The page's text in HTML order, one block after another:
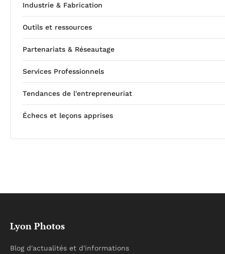
Industrie & Fabrication
Outils et ressources
Partenariats & Réseautage
Services Professionnels
Tendances de l'entrepreneuriat
Échecs et leçons apprises
Lyon Photos
Blog d'actualités et d'informations